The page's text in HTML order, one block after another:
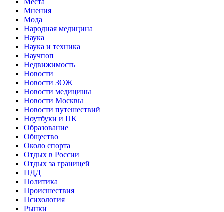
Мнения
Мода
Народная медицина
Наука
Наука и техника
Научпоп
Недвижимость
Новости
Новости ЗОЖ
Новости медицины
Новости Москвы
Новости путешествий
Ноутбуки и ПК
Образование
Общество
Около спорта
Отдых в России
Отдых за границей
ПДД
Политика
Происшествия
Психология
Рынки